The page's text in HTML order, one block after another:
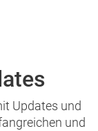
Updates und
und